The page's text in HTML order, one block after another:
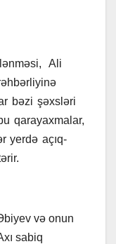
Ali
bəzi şəxsləri
qarayaxmalar,
yerdə açıq-
və onun
sabiq